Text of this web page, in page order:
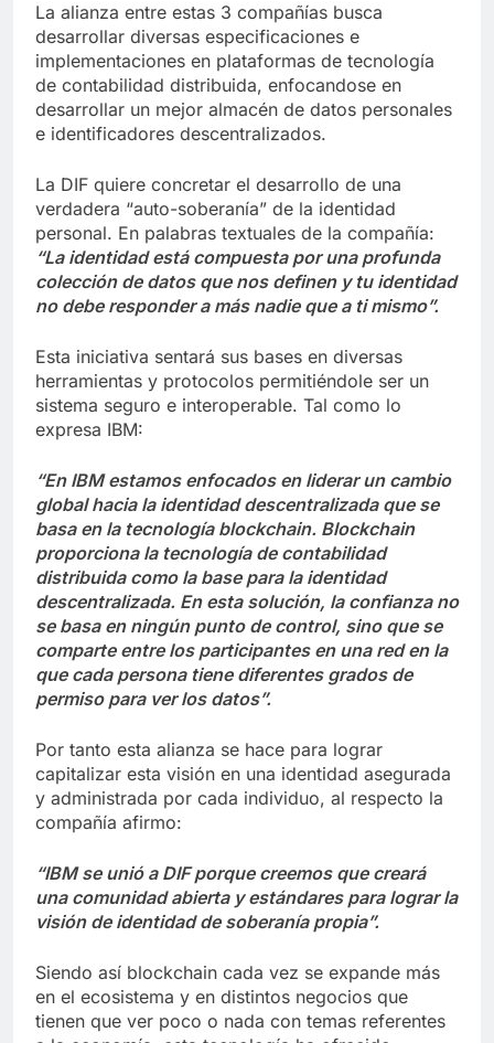
La alianza entre estas 3 compañías busca
desarrollar diversas especificaciones e
implementaciones en plataformas de tecnología
de contabilidad distribuida, enfocandose en
desarrollar un mejor almacén de datos personales
e identificadores descentralizados.
La DIF quiere concretar el desarrollo de una
verdadera “auto-soberanía” de la identidad
personal. En palabras textuales de la compañía:
“La identidad está compuesta por una profunda
colección de datos que nos definen y tu identidad
no debe responder a más nadie que a ti mismo”.
Esta iniciativa sentará sus bases en diversas
herramientas y protocolos permitiéndole ser un
sistema seguro e interoperable. Tal como lo
expresa IBM:
“En IBM estamos enfocados en liderar un cambio
global hacia la identidad descentralizada que se
basa en la tecnología blockchain. Blockchain
proporciona la tecnología de contabilidad
distribuida como la base para la identidad
descentralizada. En esta solución, la confianza no
se basa en ningún punto de control, sino que se
comparte entre los participantes en una red en la
que cada persona tiene diferentes grados de
permiso para ver los datos”.
Por tanto esta alianza se hace para lograr
capitalizar esta visión en una identidad asegurada
y administrada por cada individuo, al respecto la
compañía afirmo:
“IBM se unió a DIF porque creemos que creará
una comunidad abierta y estándares para lograr la
visión de identidad de soberanía propia”.
Siendo así blockchain cada vez se expande más
en el ecosistema y en distintos negocios que
tienen que ver poco o nada con temas referentes